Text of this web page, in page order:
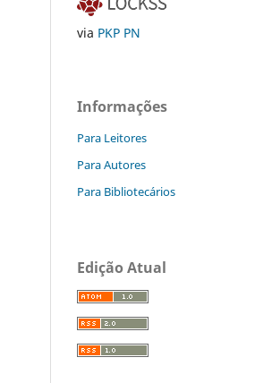
via PKP PN
Informações
Para Leitores
Para Autores
Para Bibliotecários
Edição Atual